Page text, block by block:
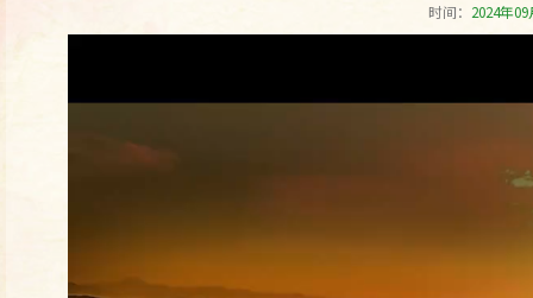
时间： 2024年